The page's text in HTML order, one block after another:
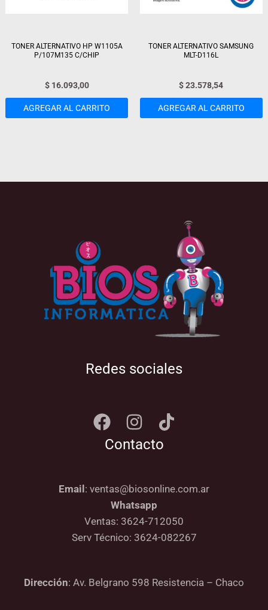
TONER ALTERNATIVO HP W1105A
P/107M135 C/CHIP
$16.093,00
AGREGAR AL CARRITO
TONER ALTERNATIVO SAMSUNG
MLT-D116L
$23.578,54
AGREGAR AL CARRITO
Redes sociales
Contacto
Email : ventas@biosonline.com.ar
Whatsapp
Ventas: 3624-712050
Serv Técnico: 3624-082267
Dirección: Av. Belgrano 598 Resistencia – Chaco